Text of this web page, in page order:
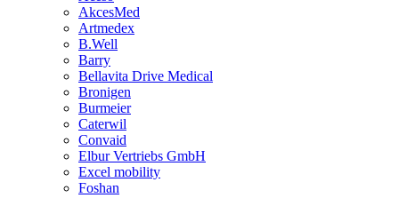
AkcesMed
Artmedex
B.Well
Barry
Bellavita Drive Medical
Bronigen
Burmeier
Caterwil
Convaid
Elbur Vertriebs GmbH
Excel mobility
Foshan